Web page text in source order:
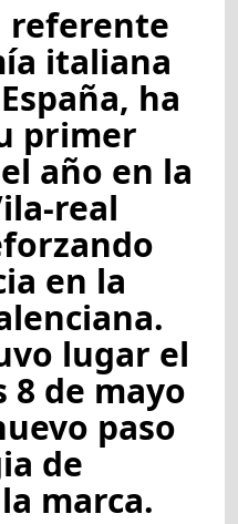
referente
italiana
ha
primer
año en la
real
en la
lugar el
8 de mayo
paso
de
marca.